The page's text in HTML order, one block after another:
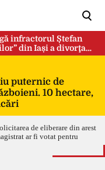
infractorul Ștefan
din Iași a divorţat
puternic de
10 hectare,